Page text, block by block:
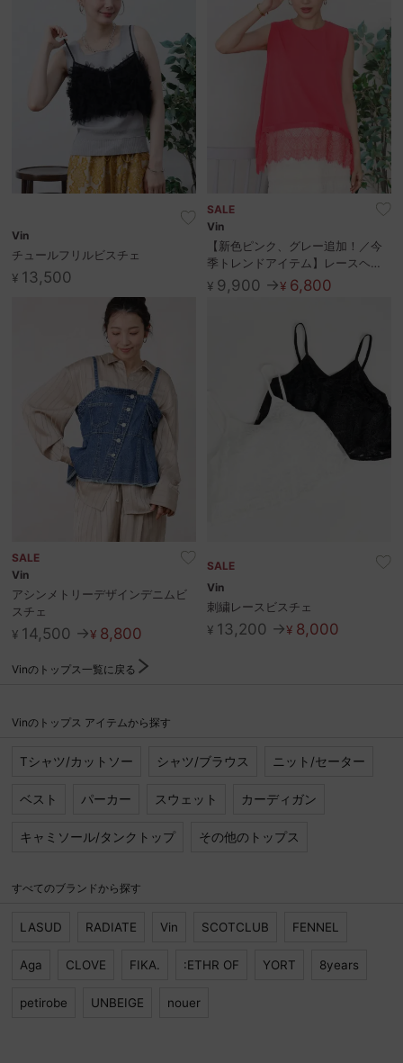
NEWS
ブランド一覧
店舗検索
ご利用ガイド/ヘルプ
Vin
チュールフリルビスチェ
¥13,500
SALE
Vin
【新色ピンク、グレー追加！／今
季トレンドアイテム】レースヘム
ノースリーブトップス
¥9,900 →¥6,800
SALE
Vin
アシンメトリーデザインデニムビ
スチェ
¥14,500 →¥8,800
SALE
Vin
刺繍レースビスチェ
¥13,200 →¥8,000
Vinのトップス一覧に戻る
Vinのトップス アイテムから探す
Tシャツ/カットソー シャツ/ブラウス ニット/セーター
ベスト パーカー スウェット カーディガン
キャミソール/タンクトップ その他のトップス
すべてのブランドから探す
LASUD RADIATE Vin SCOTCLUB FENNEL
Aga CLOVE FIKA. :ETHR OF YORT 8years
petirobe UNBEIGE nouer